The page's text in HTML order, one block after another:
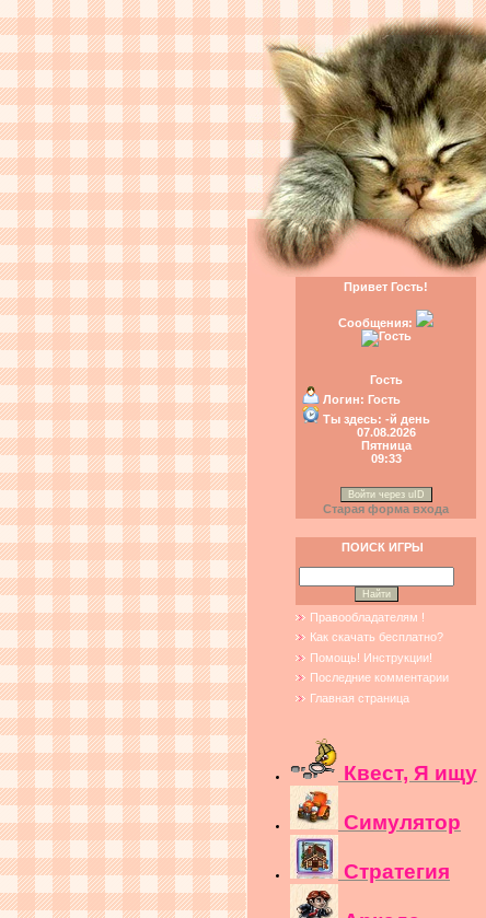
Привет Гость!
Сообщения:
Гость
Логин: Гость
Ты здесь: -й день
07.08.2026
Пятница
09:33
Войти через uID
Старая форма входа
ПОИСК ИГРЫ
Правообладателям !
Как скачать бесплатно?
Помощь! Инструкции!
Последние комментарии
Главная страница
Квест, Я ищу
Симулятор
Стратегия